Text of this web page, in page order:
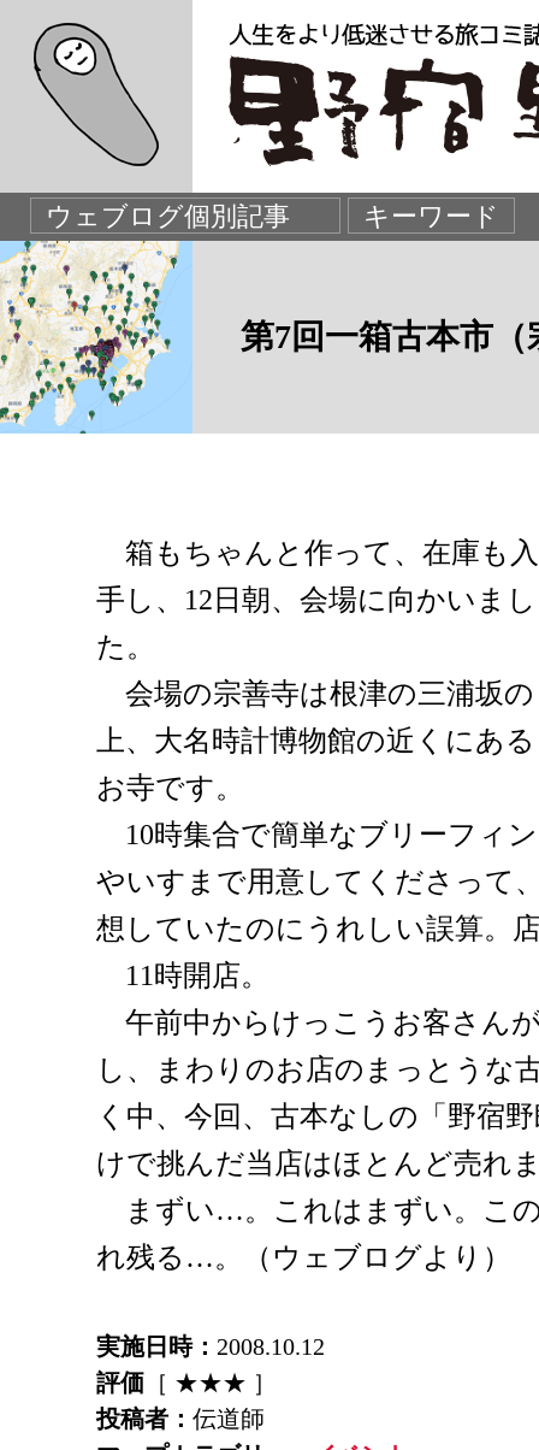
第7回一箱古本市（
箱もちゃんと作って、在庫も入
手し、12日朝、会場に向かいまし
た。
会場の宗善寺は根津の三浦坂の
上、大名時計博物館の近くにある
お寺です。
10時集合で簡単なブリーフィ
やいすまで用意してくださって
想していたのにうれしい誤算。
11時開店。
午前中からけっこうお客さん
し、まわりのお店のまっとうな
く中、今回、古本なしの「野宿
けで挑んだ当店はほとんど売れ
まずい…。これはまずい。こ
れ残る…。（ウェブログより）
実施日時： 2008.10.12
評価 ［ ★★★ ］
投稿者： 伝道師